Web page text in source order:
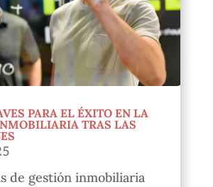
PARA EL ÉXITO EN LA
TRAS LAS
de gestión inmobiliaria